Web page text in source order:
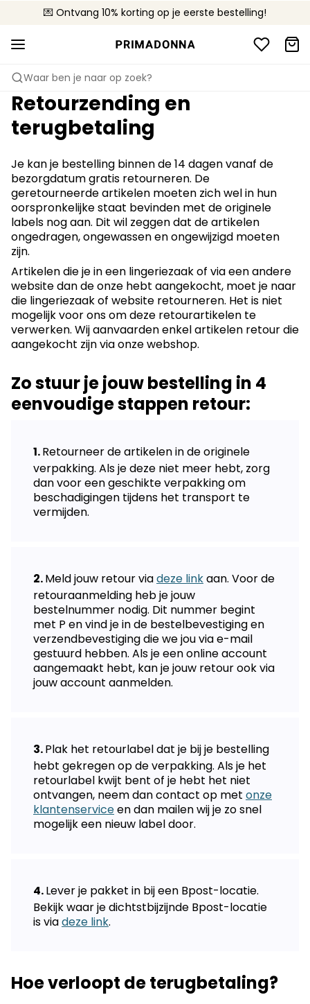
💌 Ontvang 10% korting op je eerste bestelling!
🚚 Gratis bezorging boven €90
📦 Gratis retourneren
Waar ben je naar op zoek?
Retourzending en
terugbetaling
Je kan je bestelling binnen de 14 dagen vanaf de
bezorgdatum gratis retourneren. De
geretourneerde artikelen moeten zich wel in hun
oorspronkelijke staat bevinden met de originele
labels nog aan. Dit wil zeggen dat de artikelen
ongedragen, ongewassen en ongewijzigd moeten
zijn.
Artikelen die je in een lingeriezaak of via een andere
website dan de onze hebt aangekocht, moet je naar
die lingeriezaak of website retourneren. Het is niet
mogelijk voor ons om deze retourartikelen te
verwerken. Wij aanvaarden enkel artikelen retour die
aangekocht zijn via onze webshop.
Zo stuur je jouw bestelling in 4
eenvoudige stappen retour:
Retourneer de artikelen in de originele
verpakking. Als je deze niet meer hebt, zorg
dan voor een geschikte verpakking om
beschadigingen tijdens het transport te
vermijden.
Meld jouw retour viadeze linkaan. Voor de
retouraanmelding heb je jouw
bestelnummer nodig. Dit nummer begint
met P en vind je in de bestelbevestiging en
verzendbevestiging die we jou via e-mail
gestuurd hebben. Als je een online account
aangemaakt hebt, kan je jouw retour ook via
jouw account aanmelden.
Plak het retourlabel dat je bij je bestelling
hebt gekregen op de verpakking. Als je het
retourlabel kwijt bent of je hebt het niet
ontvangen, neem dan contact op met onze
klantenserviceen dan mailen wij je zo snel
mogelijk een nieuw label door.
Lever je pakket in bij een Bpost-locatie.
Bekijk waar je dichtstbijzijnde Bpost-locatie
is viadeze link.
Hoe verloopt de terugbetaling?